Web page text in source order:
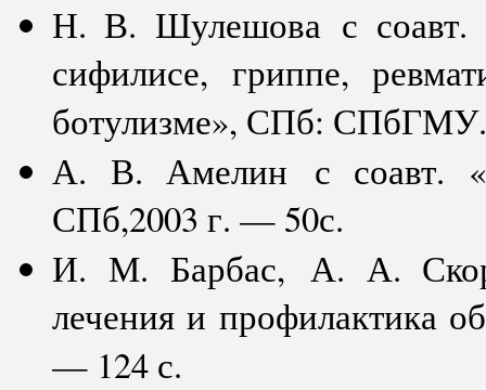
Н. В. Шулешова с соавт.
сифилисе, гриппе,
ботулизме», СПб:
А. В. Амелин с соавт.
СПб,2003 г. — 50с.
И. М. Барбас, А. А.
лечения и профилактика
— 124 с.